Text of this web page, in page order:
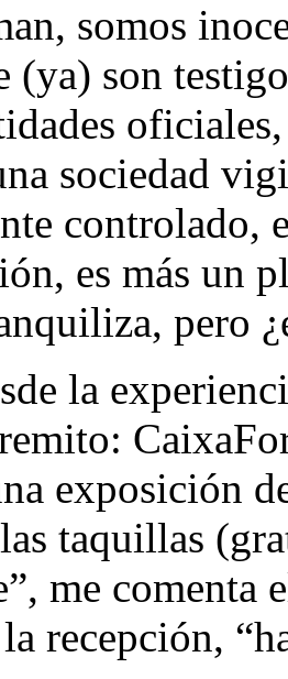
somos
(ya) son
sociedad
es más un
pero
la
exposición
taquillas
me comenta
recepción,